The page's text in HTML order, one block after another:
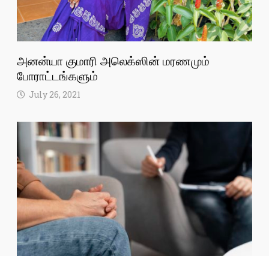
அனன்யா குமாரி அலெக்ஸின் மரணமும்
போராட்டங்களும்
July 26, 2021